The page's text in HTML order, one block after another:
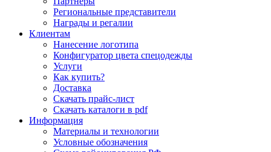
Региональные представители
Награды и регалии
Клиентам
Нанесение логотипа
Конфигуратор цвета спецодежды
Услуги
Как купить?
Доставка
Скачать прайс-лист
Скачать каталоги в pdf
Информация
Материалы и технологии
Условные обозначения